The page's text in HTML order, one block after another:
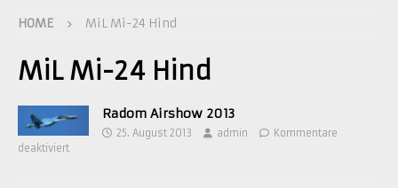
HOME MiL Mi-24 Hind
MiL Mi-24 Hind
Radom Airshow 2013
25. August 2013 admin
Kommentare
deaktiviert